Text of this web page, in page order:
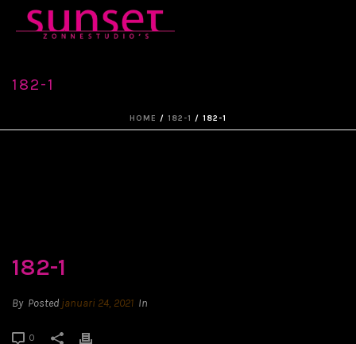
182-1
HOME / 182-1 / 182-1
182-1
By Posted januari 24, 2021 In
0